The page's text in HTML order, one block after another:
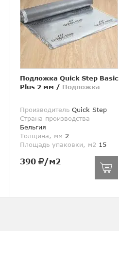
Подложка Quick Step Basic
Plus 2 мм / Подложка
Производитель Quick Step
Страна производства
Бельгия
Толщина, мм 2
Площадь упаковки, м2 15
390 /м2